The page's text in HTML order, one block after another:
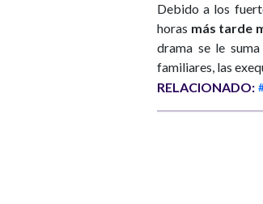
Debido a los
horas más tarde
drama se le
familiares, las
RELACIONADO: